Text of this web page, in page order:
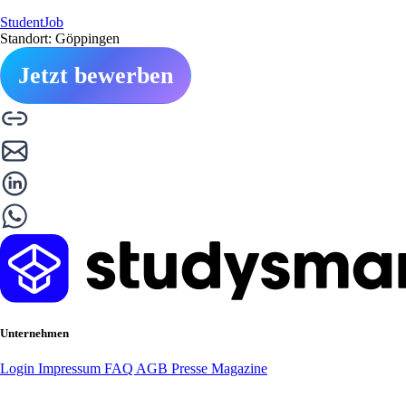
StudentJob
Standort: Göppingen
Jetzt bewerben
Unternehmen
Login Impressum FAQ AGB Presse Magazine